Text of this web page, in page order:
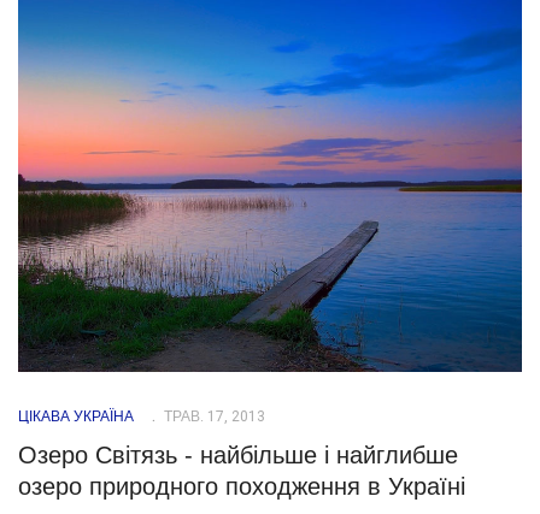
ЦІКАВА УКРАЇНА ТРАВ. 17, 2013
Озеро Світязь - найбільше і найглибше
озеро природного походження в Україні